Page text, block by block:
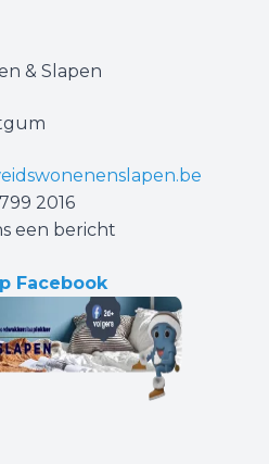
& Slapen
2016‬
een bericht
Facebook